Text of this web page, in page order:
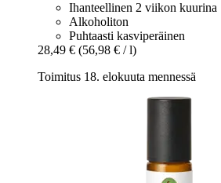
Ihanteellinen 2 viikon kuurina
Alkoholiton
Puhtaasti kasviperäinen
28,49 € (56,98 € / l)
Toimitus 18. elokuuta mennessä